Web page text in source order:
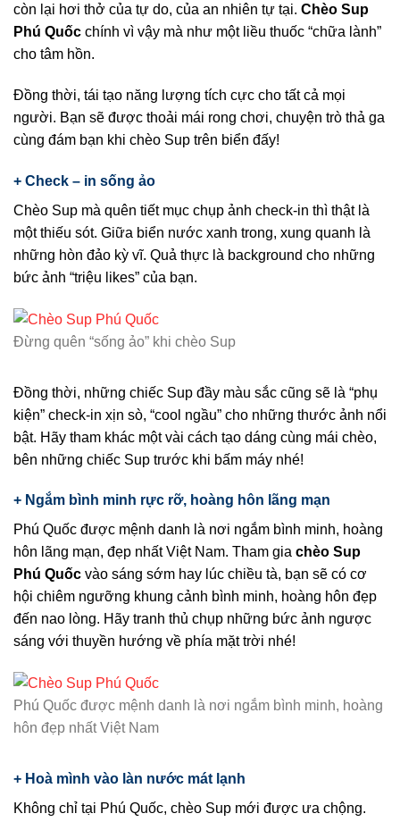
còn lại hơi thở của tự do, của an nhiên tự tại. Chèo Sup
Phú Quốc chính vì vậy mà như một liều thuốc “chữa lành”
cho tâm hồn.
Đồng thời, tái tạo năng lượng tích cực cho tất cả mọi
người. Bạn sẽ được thoải mái rong chơi, chuyện trò thả ga
cùng đám bạn khi chèo Sup trên biển đấy!
+ Check – in sống ảo
Chèo Sup mà quên tiết mục chụp ảnh check-in thì thật là
một thiếu sót. Giữa biển nước xanh trong, xung quanh là
những hòn đảo kỳ vĩ. Quả thực là background cho những
bức ảnh “triệu likes” của bạn.
Đừng quên “sống ảo” khi chèo Sup
Đồng thời, những chiếc Sup đầy màu sắc cũng sẽ là “phụ
kiện” check-in xịn sò, “cool ngầu” cho những thước ảnh nổi
bật. Hãy tham khác một vài cách tạo dáng cùng mái chèo,
bên những chiếc Sup trước khi bấm máy nhé!
+ Ngắm bình minh rực rỡ, hoàng hôn lãng mạn
Phú Quốc được mệnh danh là nơi ngắm bình minh, hoàng
hôn lãng mạn, đẹp nhất Việt Nam. Tham gia chèo Sup
Phú Quốc vào sáng sớm hay lúc chiều tà, bạn sẽ có cơ
hội chiêm ngưỡng khung cảnh bình minh, hoàng hôn đẹp
đến nao lòng. Hãy tranh thủ chụp những bức ảnh ngược
sáng với thuyền hướng về phía mặt trời nhé!
Phú Quốc được mệnh danh là nơi ngắm bình minh, hoàng
hôn đẹp nhất Việt Nam
+ Hoà mình vào làn nước mát lạnh
Không chỉ tại Phú Quốc, chèo Sup mới được ưa chộng.